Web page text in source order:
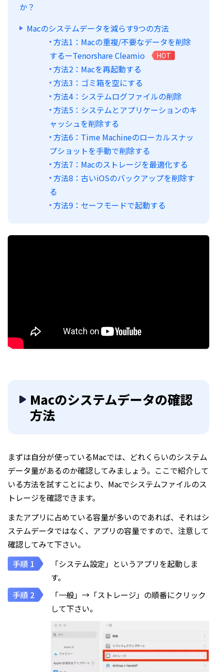
か？
Macのシステムデータを減らす9つの方法
方法1：Macの重複/不要なデータを削除
するーTenorshare Cleamio
HOT
方法2：Macを再起動する
方法3：ゴミ箱を空にする
方法4：システムログファイルの削除
方法5：システムとアプリケーションのキ
ャッシュを削除する
方法6：Time Machineのローカルスナッ
プショットを手動で削除する
方法7：Macのストレージを最適化する
方法8：古いiOSのバックアップを削除す
る
方法9：セーフモードで起動する
Macのシステムデータの確認
方法
まずは自分が使っているMacでは、どれくらいのシステム
データ量があるのか確認してみましょう。ここで紹介して
いる方法を試すことにより、Macでシステムファイルのス
トレージを確認できます。
またアプリに占めている容量が多いのであれば、それはシ
ステムデータではなく、アプリの容量ですので、注意して
確認してみて下さい。
「システム設定」というアプリを起動しま
す。
「一般」→「ストレージ」の順番にクリック
して下さい。